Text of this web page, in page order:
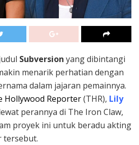
Subversion yang dibintangi
menarik perhatian dengan
dalam jajaran pemainnya.
Hollywood Reporter(THR), Lily
perannya di The Iron Claw,
proyek ini untuk beradu akting
tersebut.